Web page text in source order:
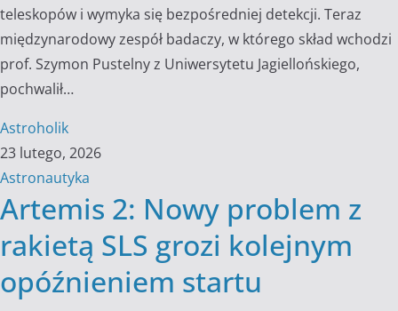
teleskopów i wymyka się bezpośredniej detekcji. Teraz
międzynarodowy zespół badaczy, w którego skład wchodzi
prof. Szymon Pustelny z Uniwersytetu Jagiellońskiego,
pochwalił…
Astroholik
23 lutego, 2026
Astronautyka
Artemis 2: Nowy problem z
rakietą SLS grozi kolejnym
opóźnieniem startu